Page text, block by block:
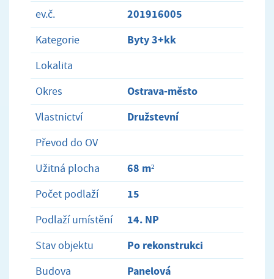
ev.č. 201916005
Kategorie Byty 3+kk
Lokalita
Okres
Ostrava-město
Vlastnictví Družstevní
Převod do OV
Užitná plocha
68 m²
Počet podlaží 15
Podlaží umístění 14. NP
Stav objektu Po rekonstrukci
Budova Panelová